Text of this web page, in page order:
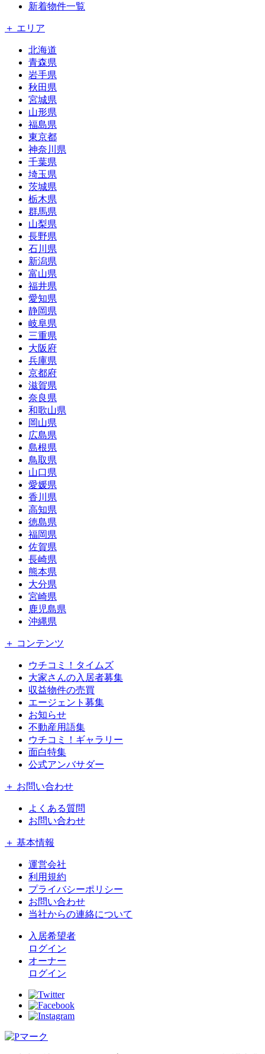
新着物件一覧
＋ エリア
北海道
青森県
岩手県
秋田県
宮城県
山形県
福島県
東京都
神奈川県
千葉県
埼玉県
茨城県
栃木県
群馬県
山梨県
長野県
石川県
新潟県
富山県
福井県
愛知県
静岡県
岐阜県
三重県
大阪府
兵庫県
京都府
滋賀県
奈良県
和歌山県
岡山県
広島県
島根県
鳥取県
山口県
愛媛県
香川県
高知県
徳島県
福岡県
佐賀県
長崎県
熊本県
大分県
宮崎県
鹿児島県
沖縄県
＋ コンテンツ
ウチコミ！タイムズ
大家さんの入居者募集
収益物件の売買
エージェント募集
お知らせ
不動産用語集
ウチコミ！ギャラリー
面白特集
公式アンバサダー
＋ お問い合わせ
よくある質問
お問い合わせ
＋ 基本情報
運営会社
利用規約
プライバシーポリシー
お問い合わせ
当社からの連絡について
入居希望者
ログイン
オーナー
ログイン